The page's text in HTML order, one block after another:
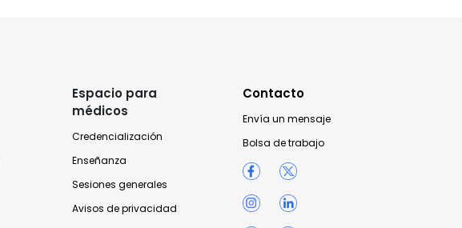
Espacio para
médicos
Credencialización
Enseñanza
Sesiones generales
Avisos de privacidad
Contacto
Envía un mensaje
Bolsa de trabajo